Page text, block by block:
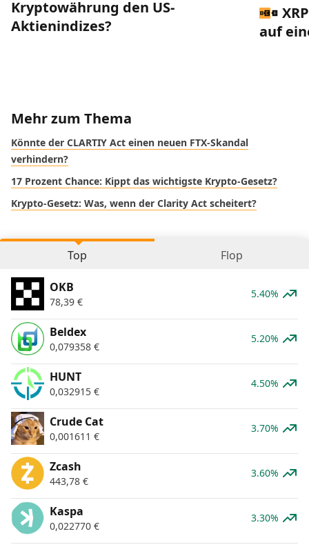
Kryptowährung den US-
Aktienindizes?
auf
Mehr zum Thema
Könnte der CLARTIY Act einen neuen FTX-Skandal
verhindern?
17 Prozent Chance: Kippt das wichtigste Krypto-Gesetz?
Krypto-Gesetz: Was, wenn der Clarity Act scheitert?
Top Flop
OKB
78,39 €
5.40%
Beldex
0,079358 €
5.20%
HUNT
0,032915 €
4.50%
Crude Cat
0,001611 €
3.70%
Zcash
443,78 €
3.60%
Kaspa
0,022770 €
3.30%